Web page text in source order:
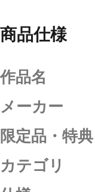
商品仕様
作品名
メーカー
限定品・特典
カテゴリ